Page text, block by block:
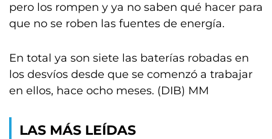
pero los rompen y ya no saben qué hacer para
que no se roben las fuentes de energía.
En total ya son siete las baterías robadas en
los desvíos desde que se comenzó a trabajar
en ellos, hace ocho meses. (DIB) MM
LAS MÁS LEÍDAS